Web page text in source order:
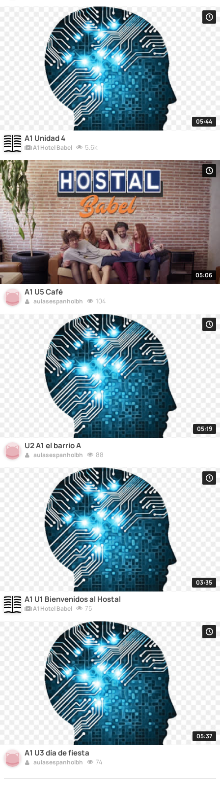
05:44
A1 Unidad 4
A1 Hotel Babel 5.6k
05:06
A1 U5 Café
aulasespanholbh 104
05:19
U2 A1 el barrio A
aulasespanholbh 88
03:35
A1 U1 Bienvenidos al Hostal
A1 Hotel Babel 75
05:37
A1 U3 día de fiesta
aulasespanholbh 74